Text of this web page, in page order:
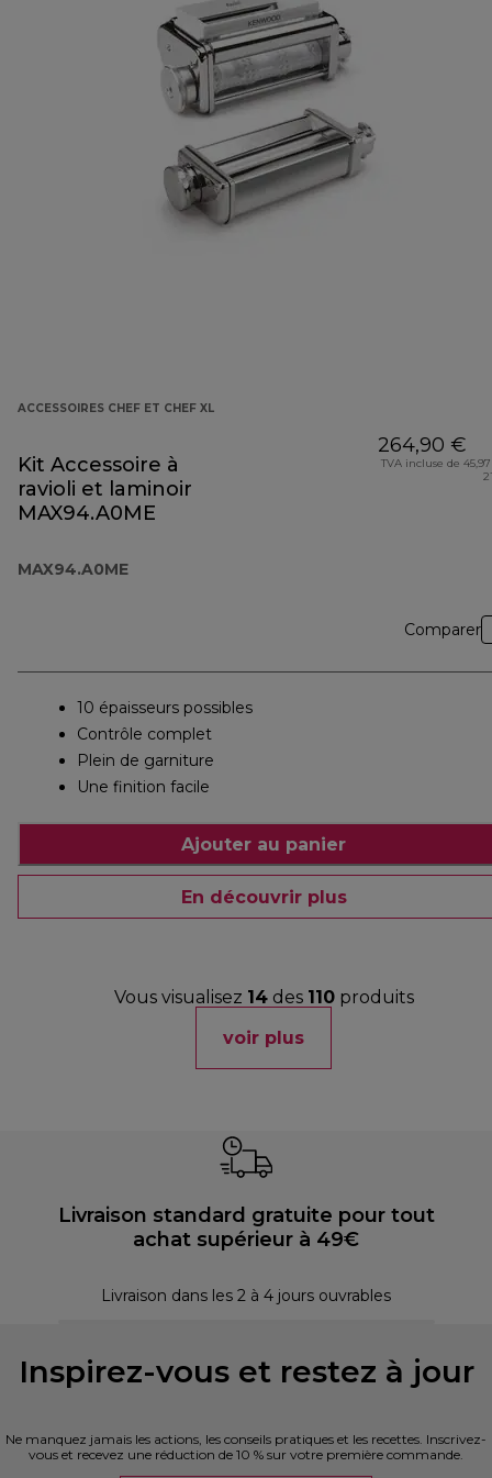
ACCESSOIRES CHEF ET CHEF XL
Kit Accessoire à
ravioli et laminoir
MAX94.A0ME
MAX94.A0ME
264,90 €
TVA incluse de
Comparer
10 épaisseurs possibles
Contrôle complet
Plein de garniture
Une finition facile
Ajouter au panier
En découvrir plus
Vous visualisez 14des 110produits
voir plus
Livraison standard gratuite pour tout
achat supérieur à 49€
Livraison dans les 2 à 4 jours ouvrables
Inspirez-vous et restez à jour
Ne manquez jamais les actions, les conseils pratiques et les recettes. Inscrivez-
vous et recevez une réduction de 10 % sur votre première commande.